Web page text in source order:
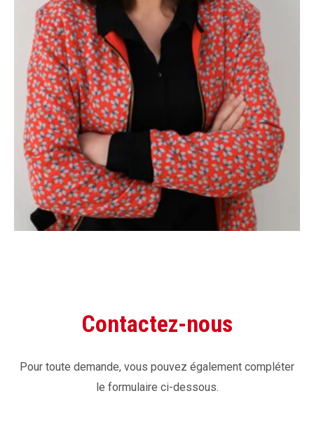
Contactez-nous
Pour toute demande, vous pouvez également compléter
le formulaire ci-dessous.